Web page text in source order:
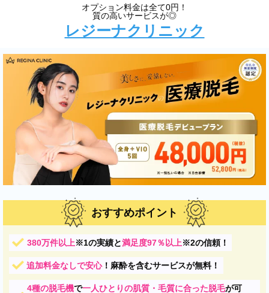
オプション料金は全て0円！
質の高いサービスが◎
レジーナクリニック
おすすめポイント
380万件以上※1の実績と満足度97％以上※2の信頼！
追加料金なしで安心！麻酔を含むサービスが無料！
4種の脱毛機で一人ひとりの肌質・毛質に合った脱毛が可